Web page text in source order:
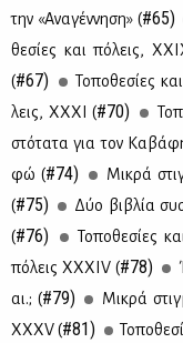
την «Ανα­γέν­νη­ση» (#65)
θε­σί­ες και πό­λεις,
(#67) Το­πο­θε­σί­ες
λεις, ΧΧ­ΧΙ (#70)
στό­τα­τα για τoν
φώ (#74) Μι­κρά
(#75)
Δύο βι­βλία
(#76) Το­πο­θε­σί­ες
πό­λεις ΧΧ­ΧΙV (#78)
αι.; (#79) Μι­κρά
ΧΧ­ΧV (#81)